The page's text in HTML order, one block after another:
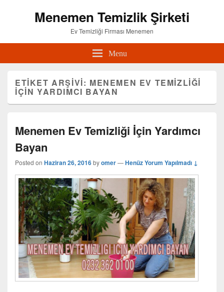
Menemen Temizlik Şirketi
Ev Temizliği Firması Menemen
Menu
ETIKET ARŞIVI: MENEMEN EV TEMIZLIĞI
IÇIN YARDIMCI BAYAN
Menemen Ev Temizliği İçin Yardımcı
Bayan
Posted on Haziran 26, 2016byomer—Henüz Yorum Yapılmadı ↓